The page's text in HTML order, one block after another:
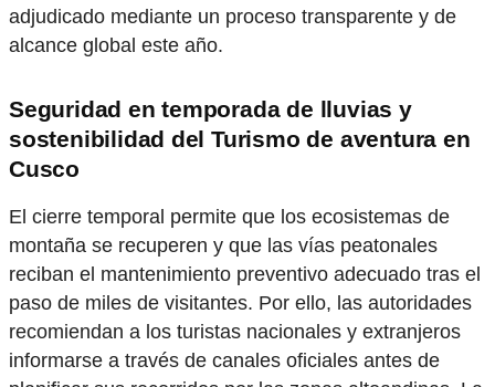
adjudicado mediante un proceso transparente y de
alcance global este año.
Seguridad en temporada de lluvias y
sostenibilidad del Turismo de aventura en
Cusco
El cierre temporal permite que los ecosistemas de
montaña se recuperen y que las vías peatonales
reciban el mantenimiento preventivo adecuado tras el
paso de miles de visitantes. Por ello, las autoridades
recomiendan a los turistas nacionales y extranjeros
informarse a través de canales oficiales antes de